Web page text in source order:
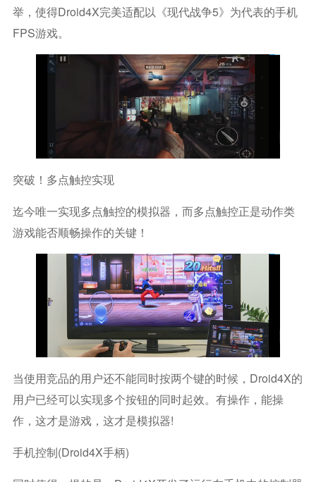
举，使得Droid4X完美适配以《现代战争5》为代表的手机
FPS游戏。
突破！多点触控实现
迄今唯一实现多点触控的模拟器，而多点触控正是动作类
游戏能否顺畅操作的关键！
当使用竞品的用户还不能同时按两个键的时候，Droid4X的
用户已经可以实现多个按钮的同时起效。有操作，能操
作，这才是游戏，这才是模拟器!
手机控制(Droid4X手柄)